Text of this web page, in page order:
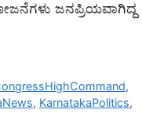
ಜನಪ್ರಿಯವಾಗಿದ್ದ
,
, KarnatakaPolitics,